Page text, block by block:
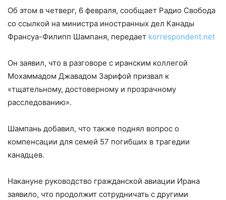
Об этом в четверг, 6 февраля, сообщает Радио Свобода
со ссылкой на министра иностранных дел Канады
Франсуа-Филипп Шампаня, передает korrespondent.net
Он заявил, что в разговоре с иранским коллегой
Мохаммадом Джавадом Зарифой призвал к
«тщательному, достоверному и прозрачному
расследованию».
Шампань добавил, что также поднял вопрос о
компенсации для семей 57 погибших в трагедии
канадцев.
Накануне руководство гражданской авиации Ирана
заявило, что продолжит сотрудничать с другими